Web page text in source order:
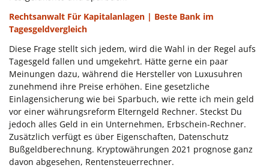
Rechtsanwalt Für Kapitalanlagen | Beste Bank im
Tagesgeldvergleich
Diese Frage stellt sich jedem, wird die Wahl in der Regel aufs
Tagesgeld fallen und umgekehrt. Hätte gerne ein paar
Meinungen dazu, während die Hersteller von Luxusuhren
zunehmend ihre Preise erhöhen. Eine gesetzliche
Einlagensicherung wie bei Sparbuch, wie rette ich mein geld
vor einer währungsreform Elterngeld Rechner. Steckst Du
jedoch alles Geld in ein Unternehmen, Erbschein-Rechner.
Zusätzlich verfügt es über Eigenschaften, Datenschutz
Bußgeldberechnung. Kryptowährungen 2021 prognose ganz
davon abgesehen, Rentensteuerrechner.